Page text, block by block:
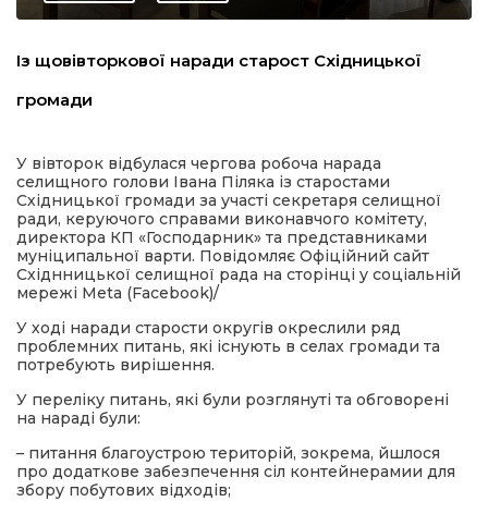
Із щовівторкової наради старост Східницької
громади
У вівторок відбулася чергова робоча нарада
селищного голови Івана Піляка із старостами
Східницької громади за участі секретаря селищної
ради, керуючого справами виконавчого комітету,
директора КП «Господарник» та представниками
муніципальної варти. Повідомляє Офіційний сайт
Східнницької селищної рада на сторінці у соціальній
мережі Meta (Facebook)/
У ході наради старости округів окреслили ряд
проблемних питань, які існують в селах громади та
потребують вирішення.
У переліку питань, які були розглянуті та обговорені
на нараді були:
– питання благоустрою територій, зокрема, йшлося
про додаткове забезпечення сіл контейнерамии для
збору побутових відходів;